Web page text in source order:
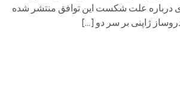
درباره علت شکست این توافق منتشر شده
ژاپنی بر سر دو […]